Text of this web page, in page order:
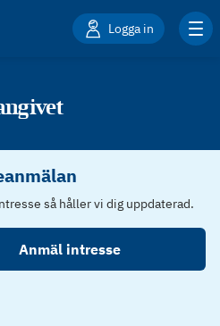
Logga in
så håller vi dig uppdaterad.
Anmäl intresse